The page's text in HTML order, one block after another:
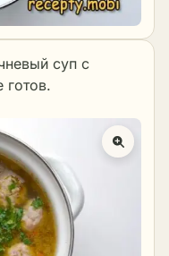
суп с
готов.